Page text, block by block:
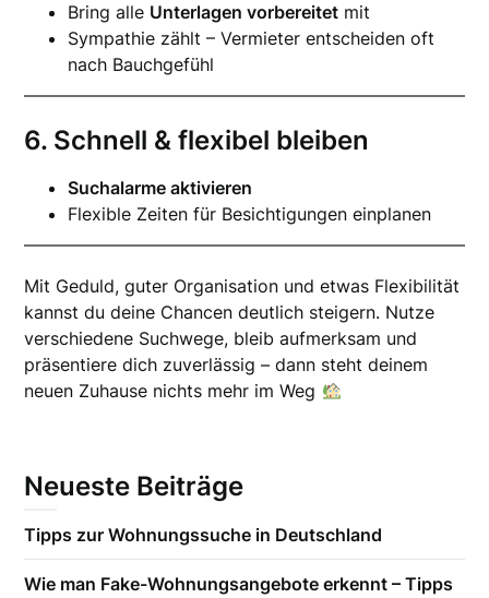
Bring alle Unterlagen vorbereitet mit
Sympathie zählt – Vermieter entscheiden oft
nach Bauchgefühl
6. Schnell & flexibel bleiben
Suchalarme aktivieren
Flexible Zeiten für Besichtigungen einplanen
Mit Geduld, guter Organisation und etwas Flexibilität
kannst du deine Chancen deutlich steigern. Nutze
verschiedene Suchwege, bleib aufmerksam und
präsentiere dich zuverlässig – dann steht deinem
neuen Zuhause nichts mehr im Weg
Neueste Beiträge
Tipps zur Wohnungssuche in Deutschland
Wie man Fake-Wohnungsangebote erkennt – Tipps